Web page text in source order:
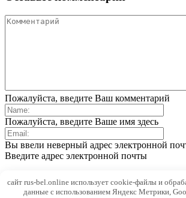
Пожалуйста, введите Ваш комментарий
Пожалуйста, введите Ваше имя здесь
Вы ввели неверный адрес электронной
Введите адрес электронной почты
Save my name, email, and website in this
time I comment.
сайт rus-bel.online использует cookie-файлы и
данные с использованием Яндекс Метрики,